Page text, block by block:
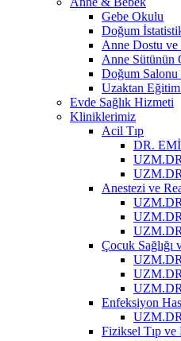
Gebe Okulu
Doğum
Anne Dostu
Anne Sütünün
Doğum Salonu
Uzaktan
Evde Sağlık Hizmeti
Kliniklerimiz
Acil Tıp
DR.
Anestezi ve
Çocuk Sağlığı
Enfeksiyon
Fiziksel Tıp ve